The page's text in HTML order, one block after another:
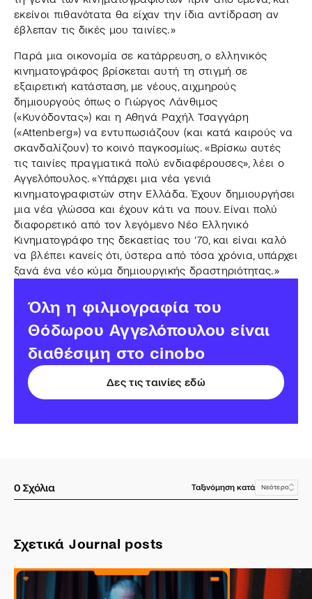
εκείνοι πιθανότατα θα είχαν την ίδια αντίδραση αν
έβλεπαν τις δικές μου ταινίες.»
Παρά μια οικονομία σε κατάρρευση, ο ελληνικός
κινηματογράφος βρίσκεται αυτή τη στιγμή σε
εξαιρετική κατάσταση, με νέους, αιχμηρούς
δημιουργούς όπως ο Γιώργος Λάνθιμος
(«Κυνόδοντας») και η Αθηνά Ραχήλ Τσαγγάρη
(«Attenberg») να εντυπωσιάζουν (και κατά καιρούς να
σκανδαλίζουν) το κοινό παγκοσμίως. «Βρίσκω αυτές
τις ταινίες πραγματικά πολύ ενδιαφέρουσες», λέει ο
Αγγελόπουλος. «Υπάρχει μια νέα γενιά
κινηματογραφιστών στην Ελλάδα. Έχουν δημιουργήσει
μια νέα γλώσσα και έχουν κάτι να πουν. Είναι πολύ
διαφορετικό από τον λεγόμενο Νέο Ελληνικό
Κινηματογράφο της δεκαετίας του ’70, και είναι καλό
να βλέπει κανείς ότι, ύστερα από τόσα χρόνια, υπάρχει
ξανά ένα νέο κύμα δημιουργικής δραστηριότητας.»
Όλη η φιλμογραφία του
Θόδωρου Αγγελόπουλου είναι
διαθέσιμη στο cinobo
Δες τις ταινίες εδώ
0 Σχόλια Ταξινόμηση κατά Νεότερο
Σχετικά Journal posts